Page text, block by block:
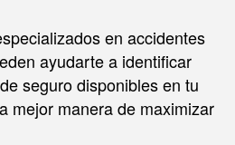
en accidentes
ayudarte a identificar
seguro disponibles en tu
mejor manera de maximizar